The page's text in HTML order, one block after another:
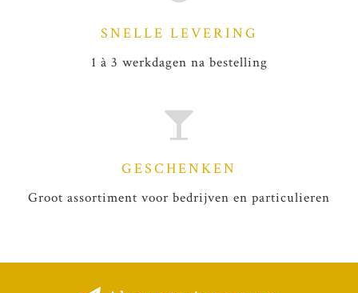
SNELLE LEVERING
1 à 3 werkdagen na bestelling
GESCHENKEN
Groot assortiment voor bedrijven en particulieren